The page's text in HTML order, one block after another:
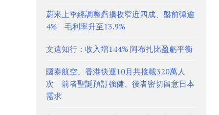
蔚來上季經調整虧損收窄近四成、盤前彈逾
4% 毛利率升至13.9%
文遠知行：收入增144% 阿布扎比盈虧平衡
國泰航空、香港快運10月共接載320萬人
次 前者聖誕預訂強健、後者密切留意日本
需求